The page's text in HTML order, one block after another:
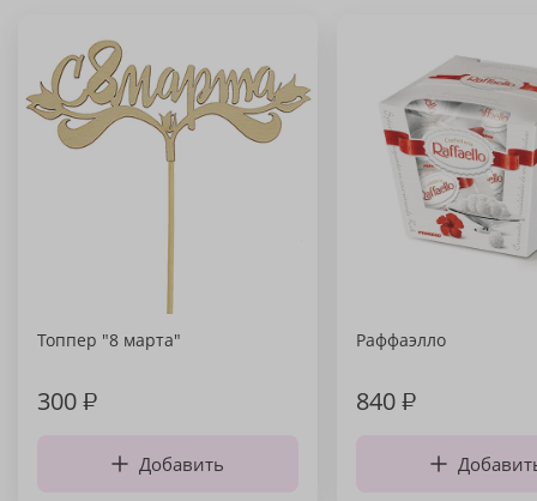
Топпер "8 марта"
300₽
Добавить
Раффаэлло
840₽